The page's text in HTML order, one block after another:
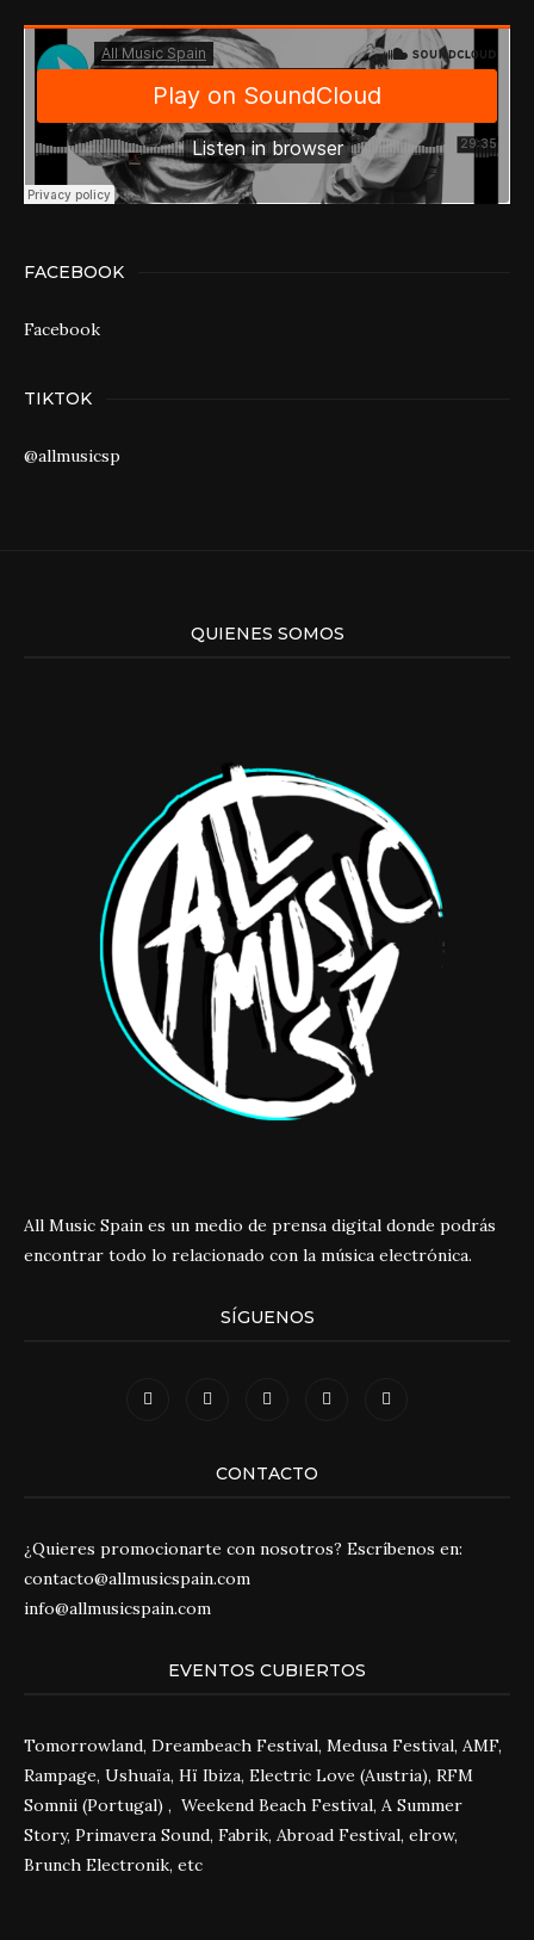
FACEBOOK
Facebook
TIKTOK
@allmusicsp
QUIENES SOMOS
All Music Spain es un medio de prensa digital donde podrás
encontrar todo lo relacionado con la música electrónica.
SÍGUENOS
CONTACTO
¿Quieres promocionarte con nosotros? Escríbenos en:
contacto@allmusicspain.com
info@allmusicspain.com
EVENTOS CUBIERTOS
Tomorrowland, Dreambeach Festival, Medusa Festival, AMF,
Rampage, Ushuaïa, Hï Ibiza, Electric Love (Austria), RFM
Somnii (Portugal) , Weekend Beach Festival, A Summer
Story, Primavera Sound, Fabrik, Abroad Festival, elrow,
Brunch Electronik, etc